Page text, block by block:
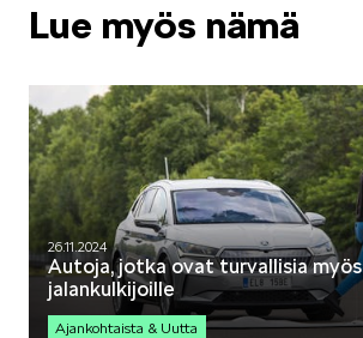
Lue myös nämä
26.11.2024
Autoja, jotka ovat turvallisia myös
jalankulkijoille
Ajankohtaista & Uutta